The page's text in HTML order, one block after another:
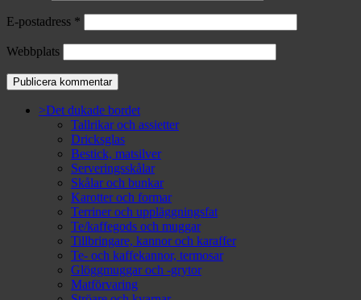
E-postadress *
Webbplats
>Det dukade bordet
Tallrikar och assietter
Dricksglas
Bestick, matsilver
Serveringsskålar
Skålar och bunkar
Karotter och formar
Terriner och uppläggningsfat
Te/kaffegods och muggar
Tillbringare, kannor och karaffer
Te- och kaffekannor, termosar
Glöggmuggar och -grytor
Matförvaring